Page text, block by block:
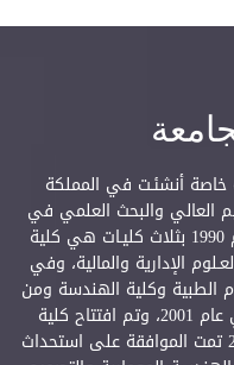
أنشئـت في المملكة
العالي والبحث العلمي في
عام 1989. وافتتحت الجامعة أبوابها عام 1990 بثلاث كليـات هي كلية
الإدارية والمالية، وفي
الطبية وكلية الهندسة ومن
ثم تأسست كلية تقنية المعلومات في عام 2001، وتم افتتاح كلية
التمريض في عام 2005، وفي العام 2010 تمت الموافقة على استحداث